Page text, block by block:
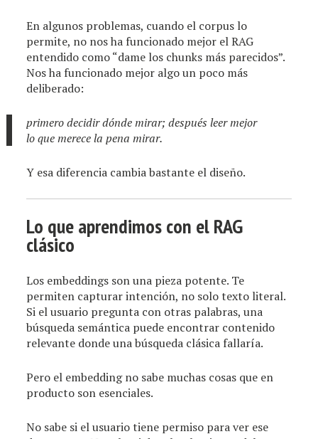
En algunos problemas, cuando el corpus lo
permite, no nos ha funcionado mejor el RAG
entendido como “dame los chunks más parecidos”.
Nos ha funcionado mejor algo un poco más
deliberado:
primero decidir dónde mirar; después leer mejor
lo que merece la pena mirar.
Y esa diferencia cambia bastante el diseño.
Lo que aprendimos con el RAG
clásico
Los embeddings son una pieza potente. Te
permiten capturar intención, no solo texto literal.
Si el usuario pregunta con otras palabras, una
búsqueda semántica puede encontrar contenido
relevante donde una búsqueda clásica fallaría.
Pero el embedding no sabe muchas cosas que en
producto son esenciales.
No sabe si el usuario tiene permiso para ver ese